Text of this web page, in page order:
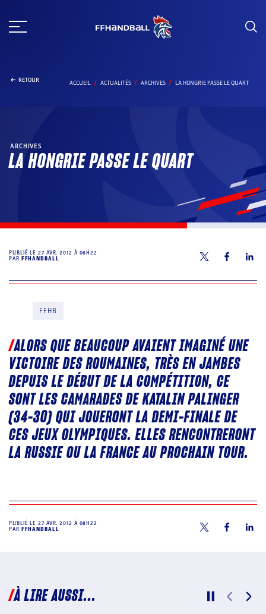
au
RETOUR ACCUEIL ACTUALITÉS ARCHIVES LA HONGRIE PASSE LE QUART
ARCHIVES
LA HONGRIE PASSE LE QUART
PUBLIÉ LE27 AVR. 2012 À 08H22
PAR FFHANDBALL
FFHB
ALORS QUE BEAUCOUP AVAIENT IMAGINÉ UNE
VICTOIRE DES ROUMAINES, TRÈS EN JAMBES
DEPUIS LE DÉBUT DE LA COMPÉTITION, CE
SONT LES CAMARADES DE KATALIN PALINGER
(34-30) QUI JOUERONT LA DEMI-FINALE DE
CES JEUX OLYMPIQUES. ELLES RENCONTRERONT
LA RUSSIE OU LA FRANCE AU PROCHAIN TOUR.
PUBLIÉ LE27 AVR. 2012 À 08H22
PAR FFHANDBALL
À LIRE AUSSI...